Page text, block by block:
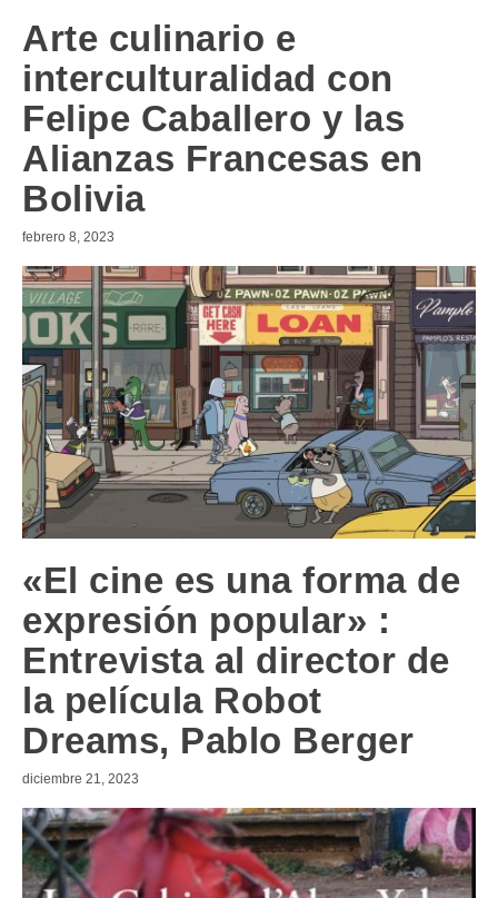
Arte culinario e
interculturalidad con
Felipe Caballero y las
Alianzas Francesas en
Bolivia
febrero 8, 2023
«El cine es una forma de
expresión popular» :
Entrevista al director de
la película Robot
Dreams, Pablo Berger
diciembre 21, 2023